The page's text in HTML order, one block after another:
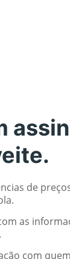
de
as
com